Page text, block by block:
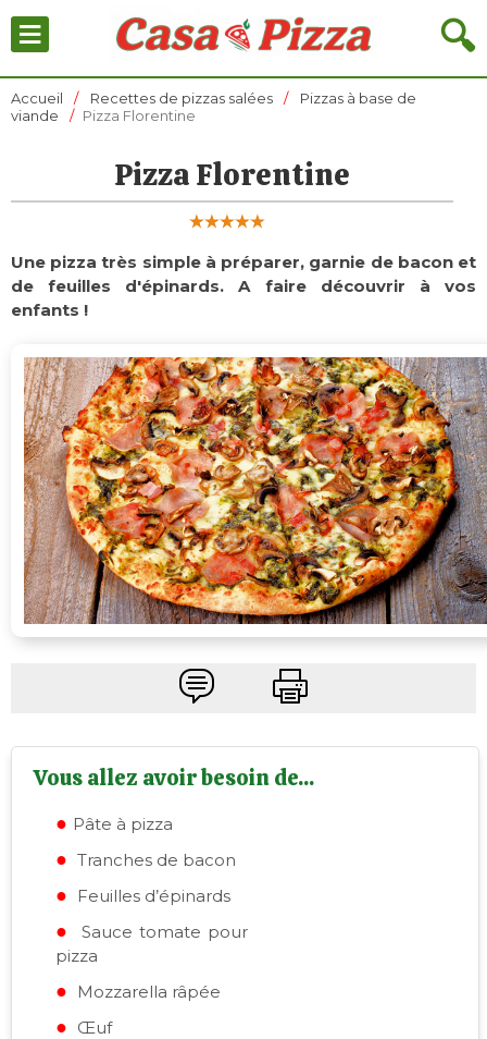
🔍
≡
Accueil Recettes de pizzas salées
Pizzas à base de
viande
Pizza Florentine
Pizza Florentine
Une pizza très simple à préparer, garnie de bacon et
de feuilles d'épinards. A faire découvrir à vos
enfants !
Vous allez avoir besoin de...
Pâte à pizza
Tranches de bacon
Feuilles d’épinards
Sauce tomate pour
pizza
Mozzarella râpée
Œuf